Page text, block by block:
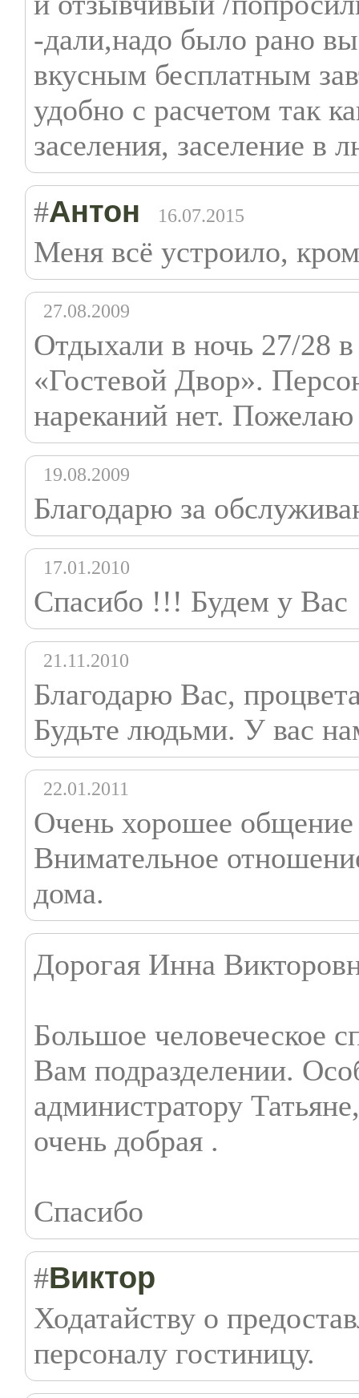
-дали,надо было рано
вкусным бесплатным
удобно с расчетом так
заселения, заселение в
#Антон 16.07.2015
Меня всё устроило,
27.08.2009
Отдыхали в ночь 27/28
«Гостевой Двор».
нареканий нет.
19.08.2009
Благодарю за
17.01.2010
Спасибо !!! Будем у Вас
21.11.2010
Благодарю Вас,
Будьте людьми. У вас
22.01.2011
Очень хорошее
Внимательное
дома.
Дорогая Инна
Большое человеческое
Вам подразделении.
администратору
очень добрая .
Спасибо
#Виктор
Ходатайству о
персоналу гостиницу.